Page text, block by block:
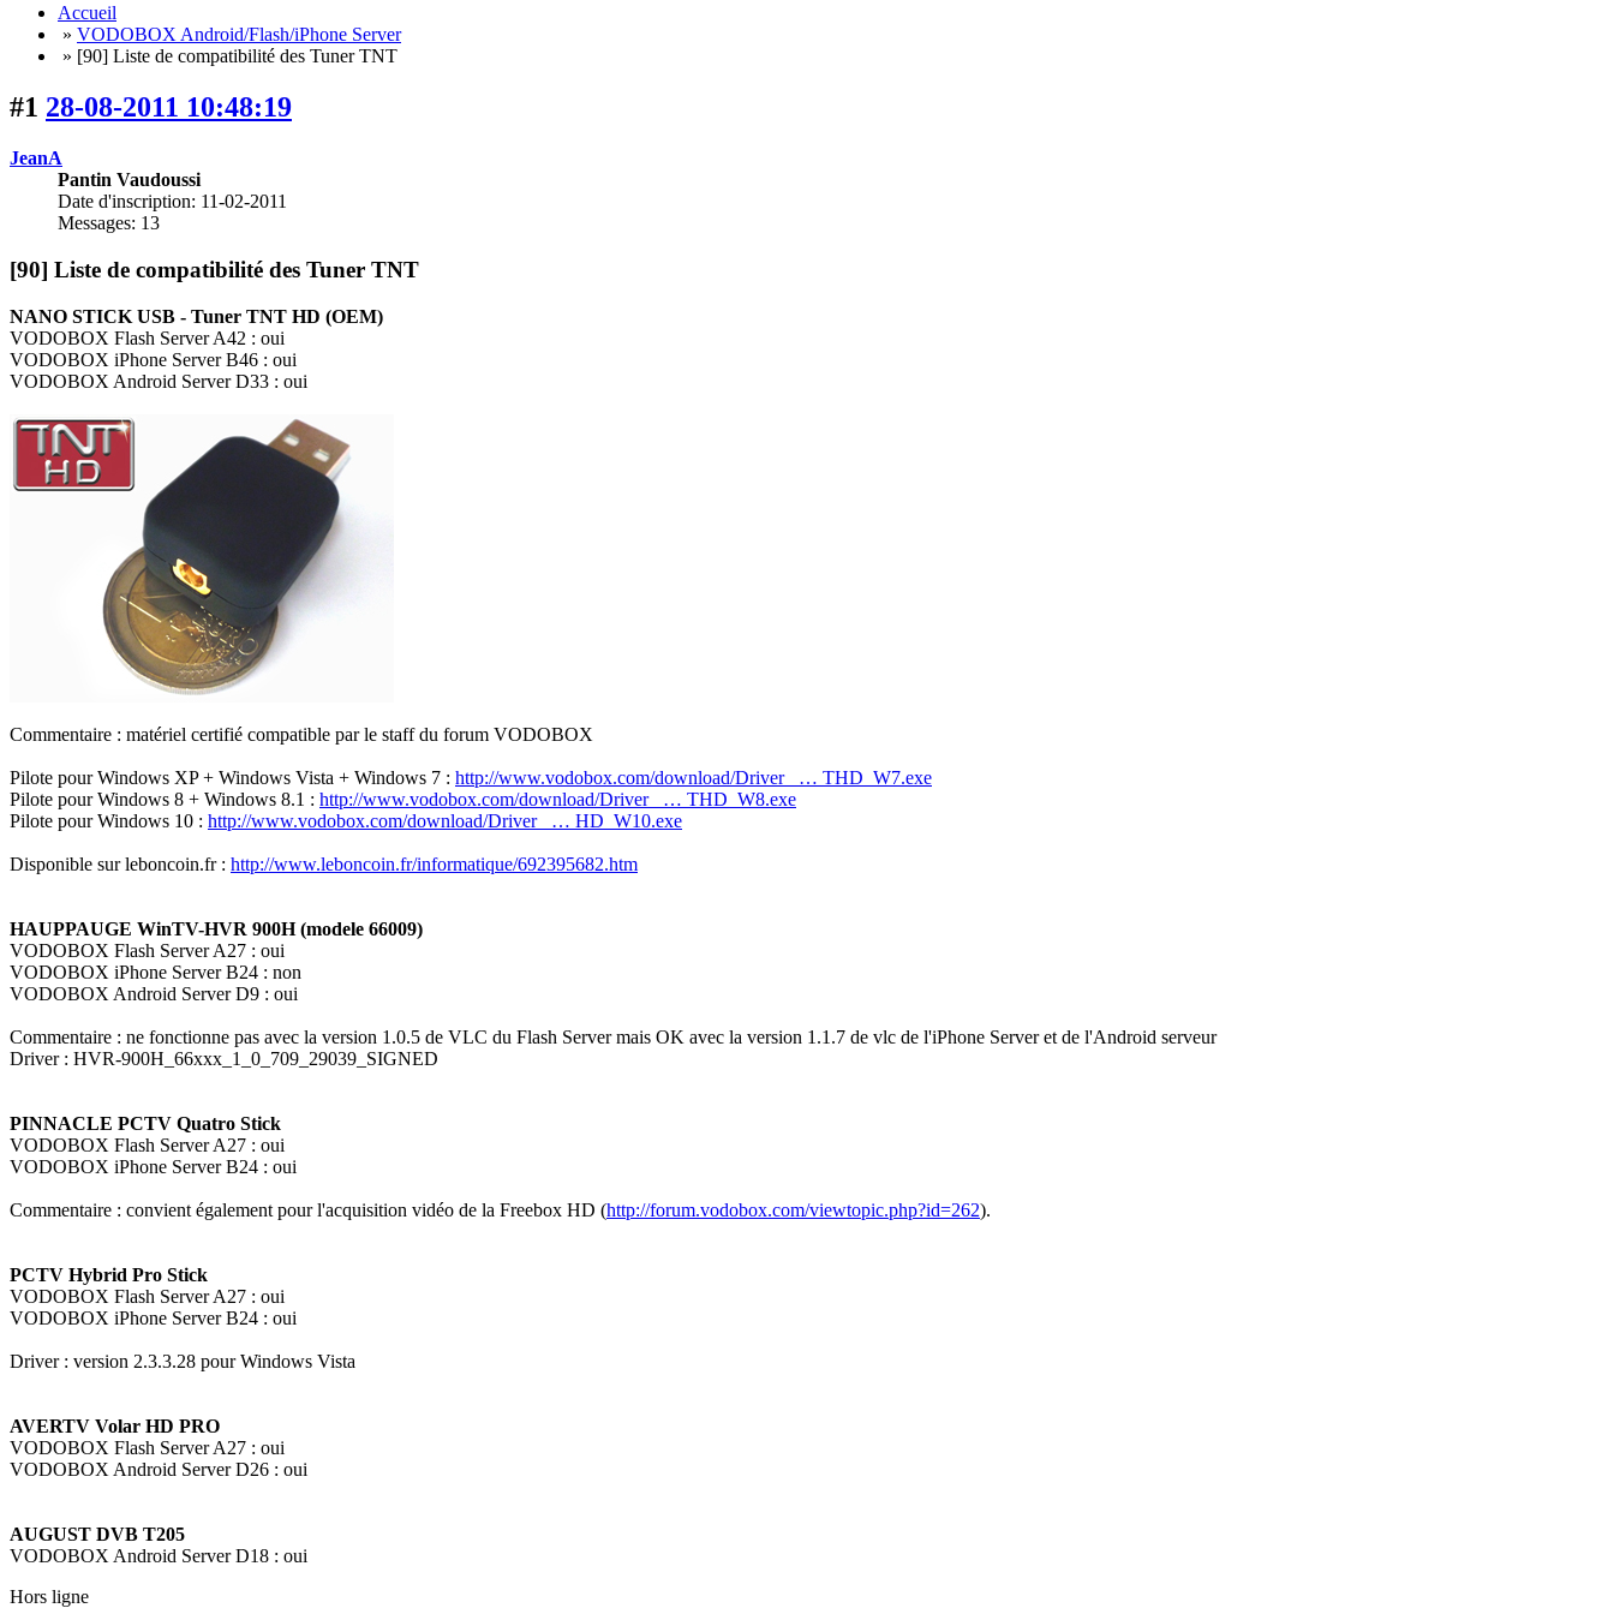
Accueil
» VODOBOX Android/Flash/iPhone Server
» [90] Liste de compatibilité des Tuner TNT
#1 28-08-2011 10:48:19
JeanA
Pantin Vaudoussi
Date d'inscription: 11-02-2011
Messages: 13
[90] Liste de compatibilité des Tuner TNT
NANO STICK USB - Tuner TNT HD (OEM)
VODOBOX Flash Server A42 : oui
VODOBOX iPhone Server B46 : oui
VODOBOX Android Server D33 : oui
Commentaire : matériel certifié compatible par le staff du forum VODOBOX
Pilote pour Windows XP + Windows Vista + Windows 7 : http://www.vodobox.com/download/Driver_ … THD_W7.exe
Pilote pour Windows 8 + Windows 8.1 : http://www.vodobox.com/download/Driver_ … THD_W8.exe
Pilote pour Windows 10 : http://www.vodobox.com/download/Driver_ … HD_W10.exe
Disponible sur leboncoin.fr : http://www.leboncoin.fr/informatique/692395682.htm
HAUPPAUGE WinTV-HVR 900H (modele 66009)
VODOBOX Flash Server A27 : oui
VODOBOX iPhone Server B24 : non
VODOBOX Android Server D9 : oui
Commentaire : ne fonctionne pas avec la version 1.0.5 de VLC du Flash Server mais OK avec la version 1.1.7 de vlc de l'iPhone Server et de l'Android serveur
Driver : HVR-900H_66xxx_1_0_709_29039_SIGNED
PINNACLE PCTV Quatro Stick
VODOBOX Flash Server A27 : oui
VODOBOX iPhone Server B24 : oui
Commentaire : convient également pour l'acquisition vidéo de la Freebox HD (http://forum.vodobox.com/viewtopic.php?id=262).
PCTV Hybrid Pro Stick
VODOBOX Flash Server A27 : oui
VODOBOX iPhone Server B24 : oui
Driver : version 2.3.3.28 pour Windows Vista
AVERTV Volar HD PRO
VODOBOX Flash Server A27 : oui
VODOBOX Android Server D26 : oui
AUGUST DVB T205
VODOBOX Android Server D18 : oui
Hors ligne